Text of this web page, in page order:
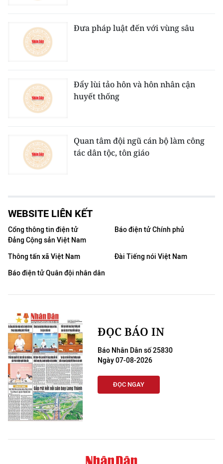
Đưa pháp luật đến với vùng sâu
Đẩy lùi tảo hôn và hôn nhân cận
huyết thống
Quan tâm đội ngũ cán bộ làm công
tác dân tộc, tôn giáo
WEBSITE LIÊN KẾT
Cổng thông tin điện tử
Đảng Cộng sản Việt Nam
Báo điện tử Chính phủ
Thông tấn xã Việt Nam
Đài Tiếng nói Việt Nam
Báo điện tử Quân đội nhân dân
ĐỌC BÁO IN
Báo Nhân Dân số 25830
Ngày 07-08-2026
ĐỌC NGAY